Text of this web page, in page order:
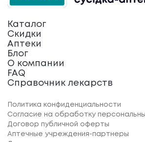
Каталог
Скидки
Аптеки
Блог
О компании
FAQ
Справочник лекарств
Политика конфиденциальности
Согласие на обработку
Договор публичной оферты
Аптечные учреждения-партнеры